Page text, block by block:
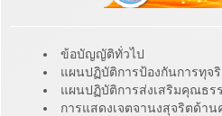
ข้อบัญญัติทั่วไป
แผนปฏิบัติการป้องกันการทุจ
แผนปฏิบัติการส่งเสริมคุณธร
การแสดงเจตจานงสุจริตด้า